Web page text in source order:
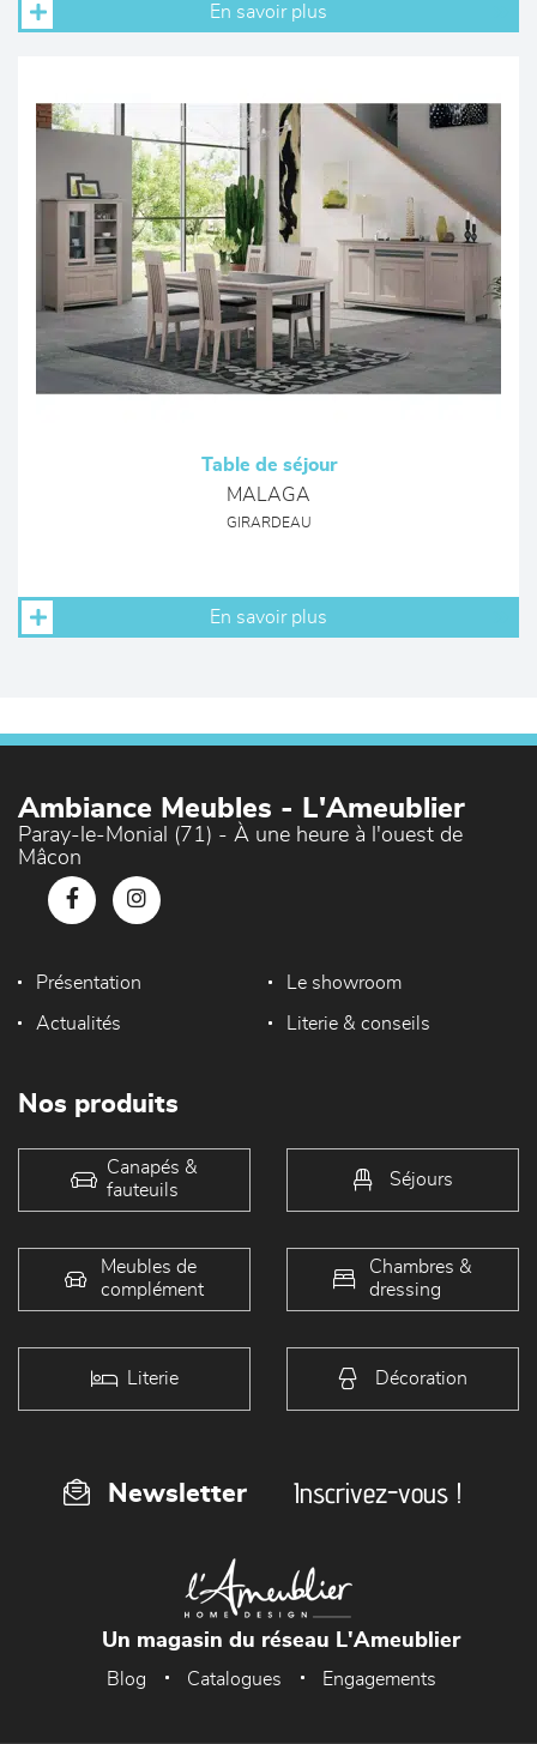
En savoir plus
Table de séjour
MALAGA
GIRARDEAU
En savoir plus
Ambiance Meubles - L'Ameublier
Paray-le-Monial (71) - À une heure à l'ouest de
Mâcon
Présentation Le showroom
Actualités Literie & conseils
Nos produits
Canapés &
fauteuils
Séjours
Meubles de
complément
Chambres &
dressing
Literie Décoration
Newsletter Inscrivez-vous !
Un magasin du réseau L'Ameublier
Blog Catalogues Engagements